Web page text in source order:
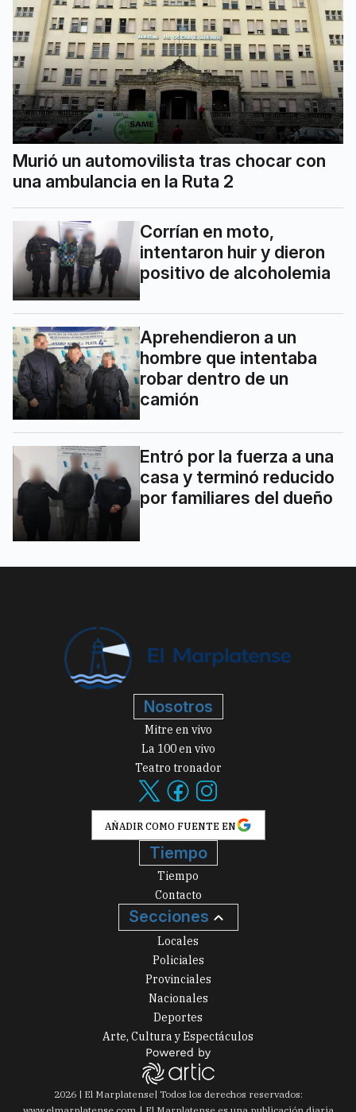
Murió un automovilista tras chocar con
una ambulancia en la Ruta 2
Corrían en moto,
intentaron huir y dieron
positivo de alcoholemia
Aprehendieron a un
hombre que intentaba
robar dentro de un
camión
Entró por la fuerza a una
casa y terminó reducido
por familiares del dueño
Nosotros
Mitre en vivo
La 100 en vivo
Teatro tronador
AÑADIR COMO FUENTE EN
Tiempo
Tiempo
Contacto
Secciones
Locales
Policiales
Provinciales
Nacionales
Deportes
Arte, Cultura y Espectáculos
2026| El Marplatense| Todos los derechos reservados: